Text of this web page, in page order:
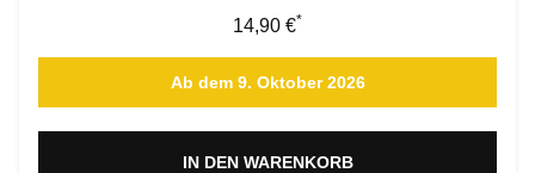
Regulärer Preis:
14,90 €*
Ab dem 9. Oktober 2026
IN DEN WARENKORB